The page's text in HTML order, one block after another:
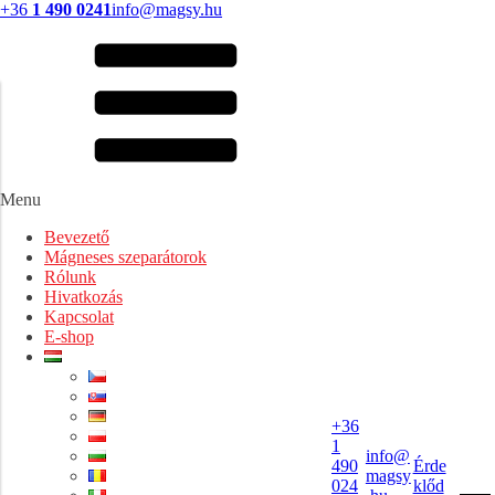
+36 1 490 0241info@magsy.hu
Menu
Bevezető
Mágneses szeparátorok
Rólunk
Hivatkozás
Kapcsolat
E-shop
+36
1
490
024
info@
magsy
Érde
klőd